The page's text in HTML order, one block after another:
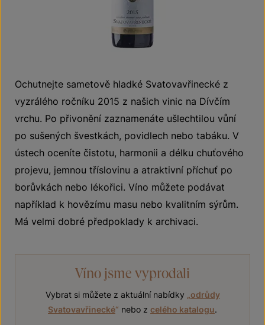
Ochutnejte sametově hladké Svatovavřinecké z
vyzrálého ročníku 2015 z našich vinic na Dívčím
vrchu. Po přivonění zaznamenáte ušlechtilou vůní
po sušených švestkách, povidlech nebo tabáku. V
ústech oceníte čistotu, harmonii a délku chuťového
projevu, jemnou tříslovinu a atraktivní příchuť po
borůvkách nebo lékořici. Víno můžete podávat
například k hovězímu masu nebo kvalitním sýrům.
Má velmi dobré předpoklady k archivaci.
Víno jsme vyprodali
Vybrat si můžete z aktuální nabídky
odrůdy
Svatovavřinecké“ nebo z celého katalogu.